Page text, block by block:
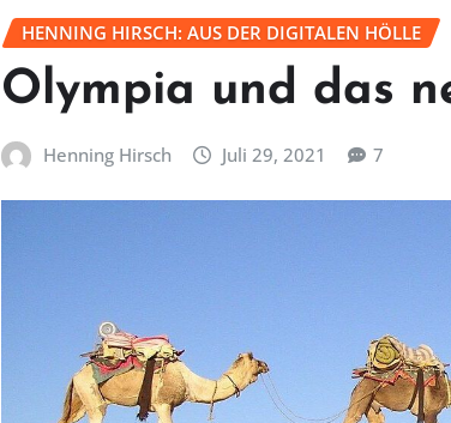
HENNING HIRSCH: AUS DER DIGITALEN HÖLLE
Olympia und das
Henning Hirsch Juli 29, 2021 7